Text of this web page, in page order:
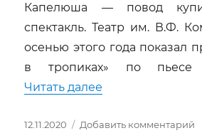
Капелюша — повод
спектакль. Театр им. В.Ф.
осенью этого года показал
в тропиках» по пьесе
Читать далее
Опубликовано
12.11.2020 Добавить комментарий